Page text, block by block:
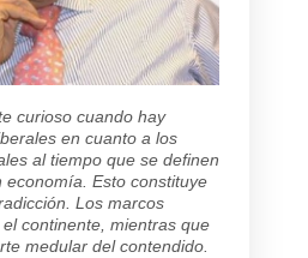
curioso cuando hay
en cuanto a los
al tiempo que se definen
economía. Esto constituye
Los marcos
continente, mientras que
medular del contendido.